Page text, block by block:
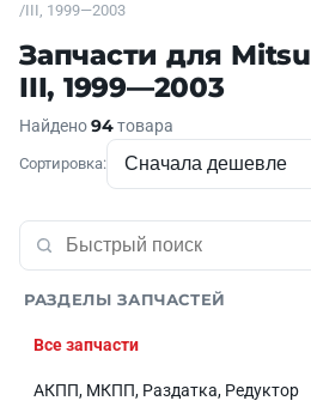
/III, 1999—2003
Запчасти для
III, 1999—2003
Найдено94товара
Сортировка:
РАЗДЕЛЫ ЗАПЧАСТЕЙ
Все запчасти
АКПП, МКПП, Раздатка, Редуктор